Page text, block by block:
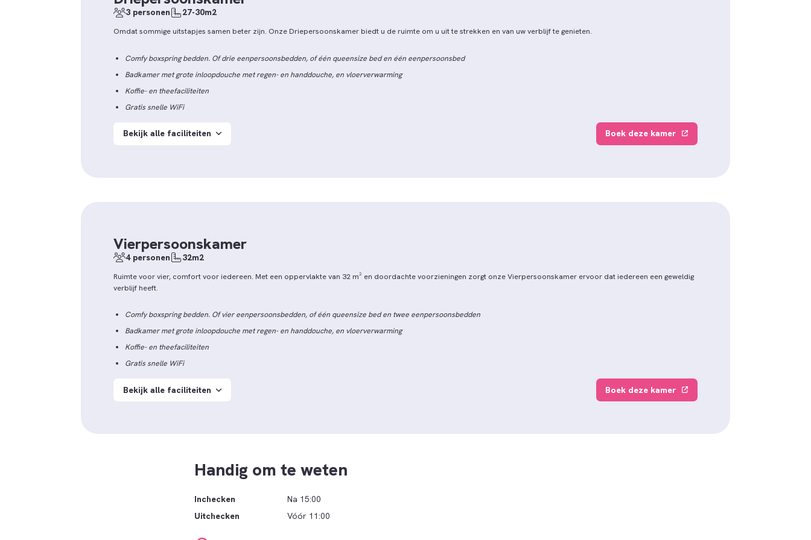
3 personen 27-30m2
Omdat sommige uitstapjes samen beter zijn. Onze Driepersoonskamer biedt u de ruimte om u uit te strekken en van uw verblijf te genieten.
Comfy boxspring bedden. Of drie eenpersoonsbedden, of één queensize bed en één eenpersoonsbed
Badkamer met grote inloopdouche met regen- en handdouche, en vloerverwarming
Koffie- en theefaciliteiten
Gratis snelle WiFi
Bekijk alle faciliteiten Boek deze kamer
Vierpersoonskamer
4 personen 32m2
Ruimte voor vier, comfort voor iedereen. Met een oppervlakte van 32 m² en doordachte voorzieningen zorgt onze Vierpersoonskamer ervoor dat iedereen een geweldig
verblijf heeft.
Comfy boxspring bedden. Of vier eenpersoonsbedden, of één queensize bed en twee eenpersoonsbedden
Badkamer met grote inloopdouche met regen- en handdouche, en vloerverwarming
Koffie- en theefaciliteiten
Gratis snelle WiFi
Bekijk alle faciliteiten Boek deze kamer
Handig om te weten
Inchecken
Na 15:00
Uitchecken
Vóór 11:00